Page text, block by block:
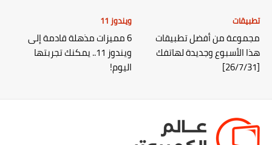
تطبيقات
مجموعة من أفضل تطبيقات
هذا الأسبوع وجديدة لهاتفك
[26/7/31]
ويندوز 11
6 مميزات مذهلة قادمة إلى
ويندوز 11.. يمكنك تجربتها
اليوم!